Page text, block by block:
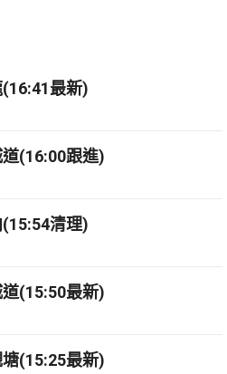
最新)
(16:00跟進)
清理)
(15:50最新)
(15:25最新)